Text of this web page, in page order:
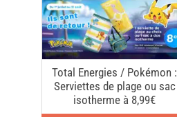
Total Energies / Pokémon :
Serviettes de plage ou sac
isotherme à 8,99€